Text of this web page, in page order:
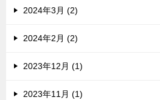
2024年3月 (2)
2024年2月 (2)
2023年12月 (1)
2023年11月 (1)